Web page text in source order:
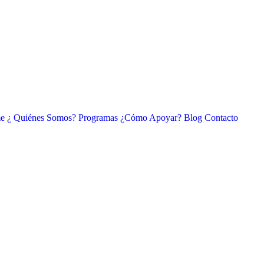
¿ Quiénes Somos? Programas ¿Cómo Apoyar? Blog Contacto